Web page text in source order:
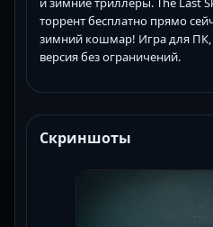
торрент бесплатно прямо
зимний кошмар! Игра для ПК,
версия без ограничений.
Скриншоты